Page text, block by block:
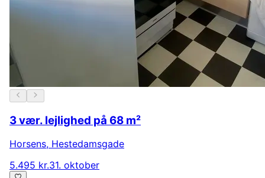
3 vær. lejlighed på 68 m²
Horsens, Hestedamsgade
5.495 kr.31. oktober